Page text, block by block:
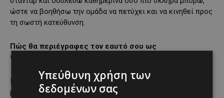
ώστε να βοηθήσω την ομάδα να πετύχει και να κινηθεί προς
τη σωστή κατεύθυνση.
Πώς θα περιέγραφες τον εαυτό σου ως
ποδοσφαιριστή;
Προσπαθώ πάντα να δίνω τον καλύτερό μου εαυτό. Ελέγχω
μόνο αυτά που μπορώ να ελέγξω, δηλαδή τη δουλειά μου
Υπεύθυνη χρήση των
δεδομένων σας